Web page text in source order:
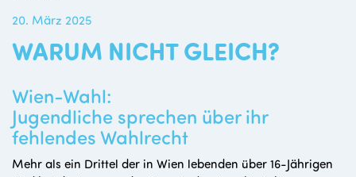
20. März 2025
WARUM NICHT GLEICH?
Wien-Wahl:
Jugendliche sprechen über ihr
fehlendes Wahlrecht
Mehr als ein Drittel der in Wien lebenden über 16-Jährigen